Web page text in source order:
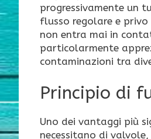
progressivamente un
flusso regolare e
non entra mai in
particolarmente
contaminazioni tra
Principio di
Uno dei vantaggi più
necessitano di